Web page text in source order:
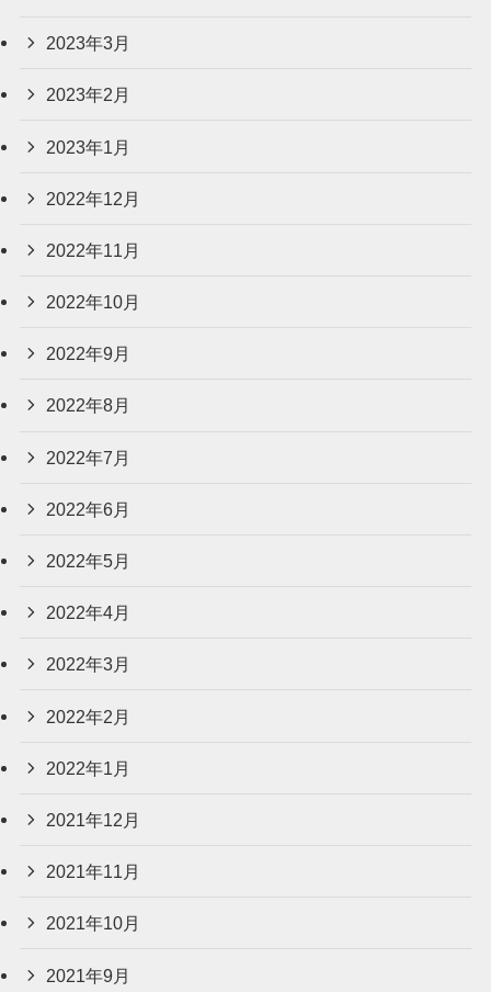
2023年3月
2023年2月
2023年1月
2022年12月
2022年11月
2022年10月
2022年9月
2022年8月
2022年7月
2022年6月
2022年5月
2022年4月
2022年3月
2022年2月
2022年1月
2021年12月
2021年11月
2021年10月
2021年9月